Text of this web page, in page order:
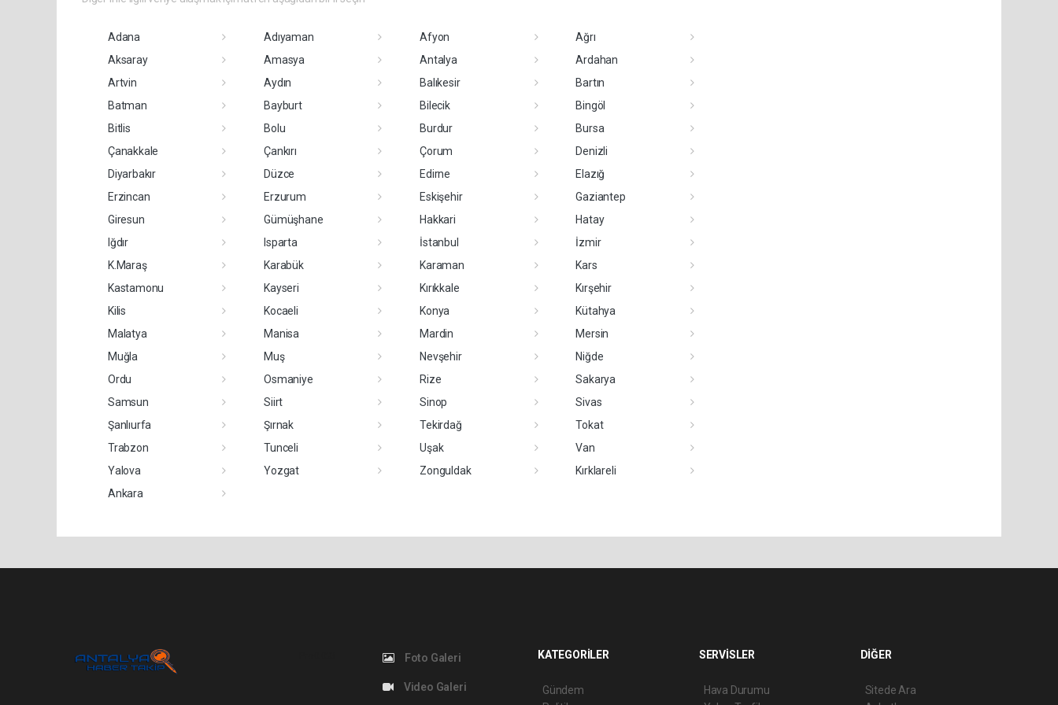
Adana Adıyaman Afyon
Ağrı
Aksaray
Amasya Antalya
Ardahan
Artvin
Aydın Balıkesir
Bartın
Batman
Bayburt Bilecik
Bingöl
Bitlis
Bolu Burdur
Bursa
Çanakkale
Çankırı Çorum
Denizli
Diyarbakır
Düzce Edirne
Elazığ
Erzincan
Erzurum Eskişehir
Gaziantep
Giresun
Gümüşhane Hakkari
Hatay
Iğdır
Isparta İstanbul
İzmir
K.Maraş
Karabük Karaman
Kars
Kastamonu
Kayseri Kırıkkale
Kırşehir
Kilis
Kocaeli Konya
Kütahya
Malatya
Manisa Mardin
Mersin
Muğla
Muş Nevşehir
Niğde
Ordu
Osmaniye Rize
Sakarya
Samsun
Siirt Sinop
Sivas
Şanlıurfa
Şırnak Tekirdağ
Tokat
Trabzon
Tunceli Uşak
Van
Yalova
Yozgat Zonguldak
Kırklareli
Ankara
Foto Galeri
Video Galeri
KATEGORİLER
Gündem
SERVİSLER
Hava Durumu
DİĞER
Sitede Ara